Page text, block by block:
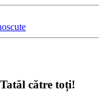
către toți!